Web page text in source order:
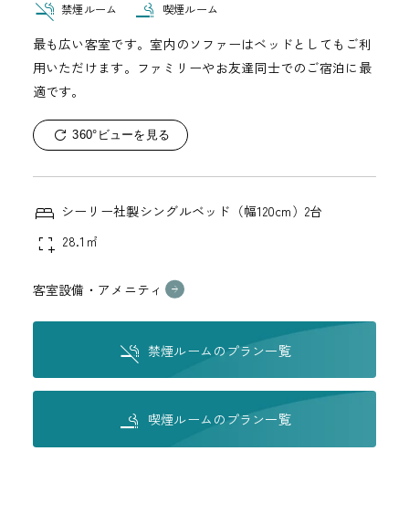
禁煙ルーム 喫煙ルーム
最も広い客室です。室内のソファーはベッドとしてもご利
用いただけます。ファミリーやお友達同士でのご宿泊に最
適です。
360°ビューを見る
シーリー社製シングルベッド（幅120cm）2台
28.1㎡
客室設備・アメニティ
禁煙ルームのプラン一覧
喫煙ルームのプラン一覧